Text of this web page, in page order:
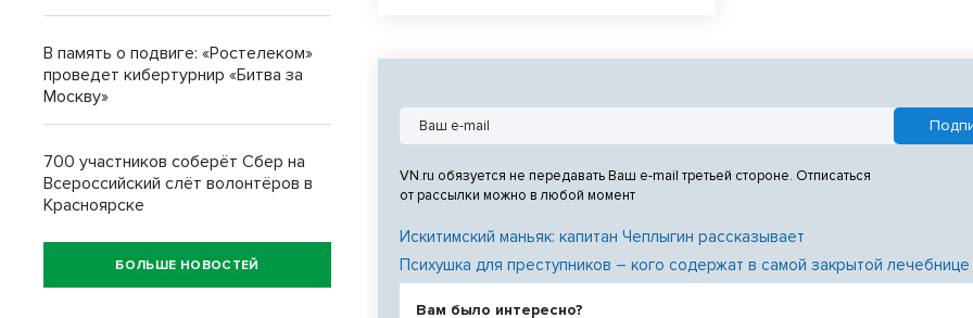
VN.ru обязуется не передавать Ваш e-mail третьей стороне. Отписаться
от рассылки можно в любой момент
Искитимский маньяк: капитан Чеплыгин рассказывает
Психушка для преступников – кого содержат в самой закрытой
Вам было интересно?
В память о подвиге: «Ростелеком»
проведет кибертурнир «Битва за
Москву»
700 участников соберёт Сбер на
Всероссийский слёт волонтёров в
Красноярске
БОЛЬШЕ НОВОСТЕЙ